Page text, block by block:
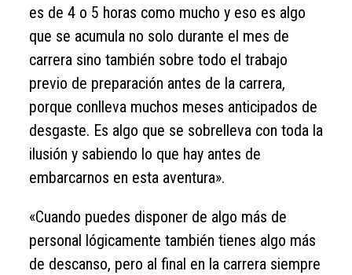
es de 4 o 5 horas como mucho y eso es algo
que se acumula no solo durante el mes de
carrera sino también sobre todo el trabajo
previo de preparación antes de la carrera,
porque conlleva muchos meses anticipados de
desgaste. Es algo que se sobrelleva con toda la
ilusión y sabiendo lo que hay antes de
embarcarnos en esta aventura».
«Cuando puedes disponer de algo más de
personal lógicamente también tienes algo más
de descanso, pero al final en la carrera siempre